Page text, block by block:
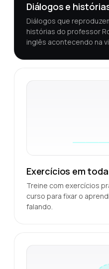
Diálogos e
Diálogos que
histórias do professor
inglês acontecendo na
Exercícios em
Treine com exercícios
curso para fixar o
falando.